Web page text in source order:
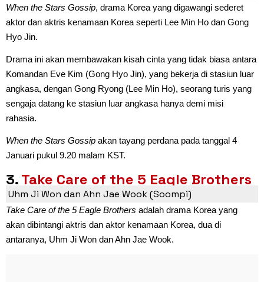
When the Stars Gossip, drama Korea yang digawangi sederet
aktor dan aktris kenamaan Korea seperti Lee Min Ho dan Gong
Hyo Jin.
Drama ini akan membawakan kisah cinta yang tidak biasa antara
Komandan Eve Kim (Gong Hyo Jin), yang bekerja di stasiun luar
angkasa, dengan Gong Ryong (Lee Min Ho), seorang turis yang
sengaja datang ke stasiun luar angkasa hanya demi misi
rahasia.
When the Stars Gossip akan tayang perdana pada tanggal 4
Januari pukul 9.20 malam KST.
3.Take Care of the 5 Eagle Brothers
Uhm Ji Won dan Ahn Jae Wook (Soompi)
Take Care of the 5 Eagle Brothers adalah drama Korea yang
akan dibintangi aktris dan aktor kenamaan Korea, dua di
antaranya, Uhm Ji Won dan Ahn Jae Wook.